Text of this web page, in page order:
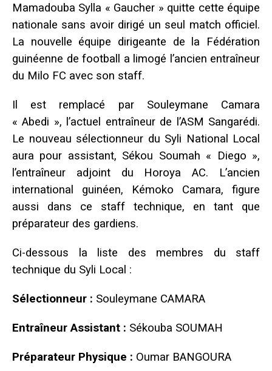
Mamadouba Sylla « Gaucher » quitte cette équipe
nationale sans avoir dirigé un seul match officiel.
La nouvelle équipe dirigeante de la Fédération
guinéenne de football a limogé l’ancien entraîneur
du Milo FC avec son staff.
Il est remplacé par Souleymane Camara
« Abedi », l’actuel entraîneur de l’ASM Sangarédi.
Le nouveau sélectionneur du Syli National Local
aura pour assistant, Sékou Soumah « Diego »,
l’entraîneur adjoint du Horoya AC. L’ancien
international guinéen, Kémoko Camara, figure
aussi dans ce staff technique, en tant que
préparateur des gardiens.
Ci-dessous la liste des membres du staff
technique du Syli Local :
Sélectionneur : Souleymane CAMARA
Entraîneur Assistant : Sékouba SOUMAH
Préparateur Physique : Oumar BANGOURA